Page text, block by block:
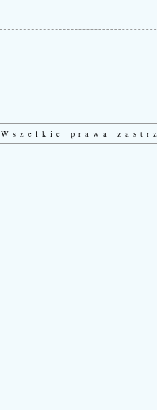
Wszelkie prawa